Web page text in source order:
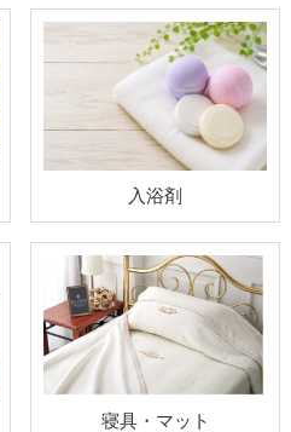
入浴剤
寝具・マット